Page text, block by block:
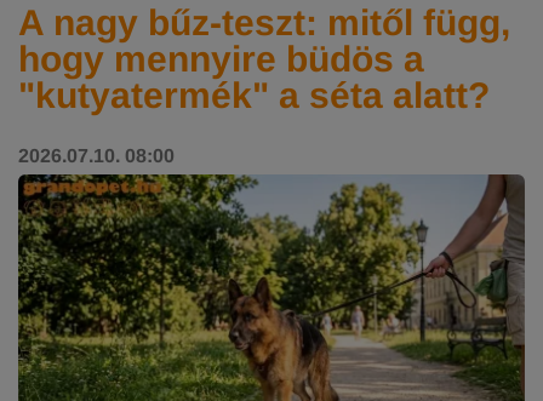
A nagy bűz-teszt: mitől függ,
hogy mennyire büdös a
"kutyatermék" a séta alatt?
2026.07.10. 08:00